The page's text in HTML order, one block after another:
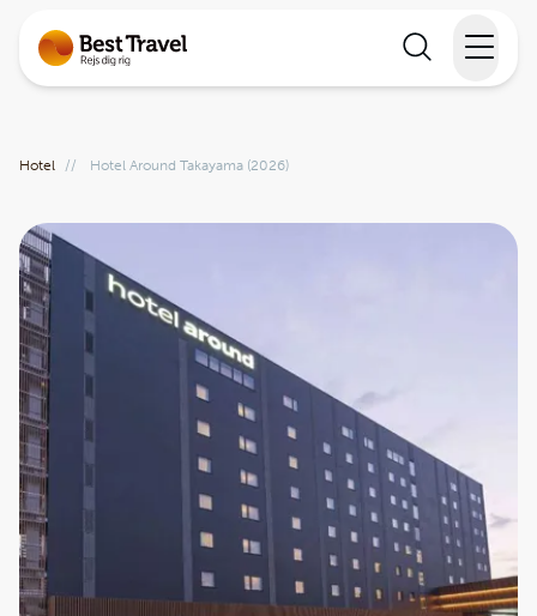
Rejsekalender
Inspiration
Information
Min Rejse
Hotel // Hotel Around Takayama (2026)